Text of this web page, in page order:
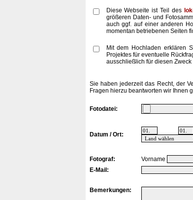
Diese Webseite ist Teil des
größeren Daten- und
auch ggf. auf einer anderen
momentan betriebenen Seiten
Mit dem Hochladen erklären
Projektes für eventuelle
ausschließlich für diesen
Sie haben jederzeit das Recht, der
Fragen hierzu beantworten wir Ihnen
Fotodatei:
Datum / Ort:
Fotograf: Vorname
E-Mail:
Bemerkungen: